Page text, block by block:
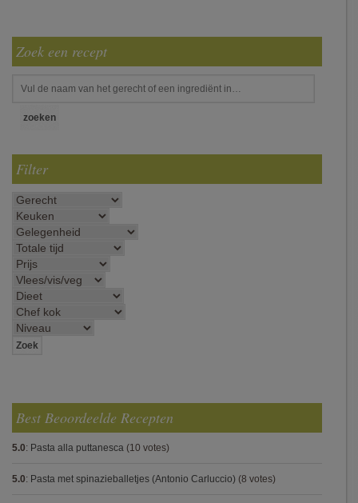
Zoek een recept
Filter
Best Beoordeelde Recepten
5.0: Pasta alla puttanesca (10 votes)
5.0: Pasta met spinazieballetjes (Antonio Carluccio) (8 votes)